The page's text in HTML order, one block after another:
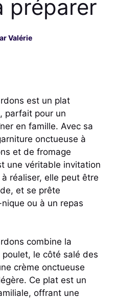
préparer
Valérie
est un plat
parfait pour un
en famille. Avec sa
onctueuse à
et de fromage
une véritable invitation
réaliser, elle peut être
et se prête
ou à un repas
combine la
le côté salé des
crème onctueuse
Ce plat est un
offrant une